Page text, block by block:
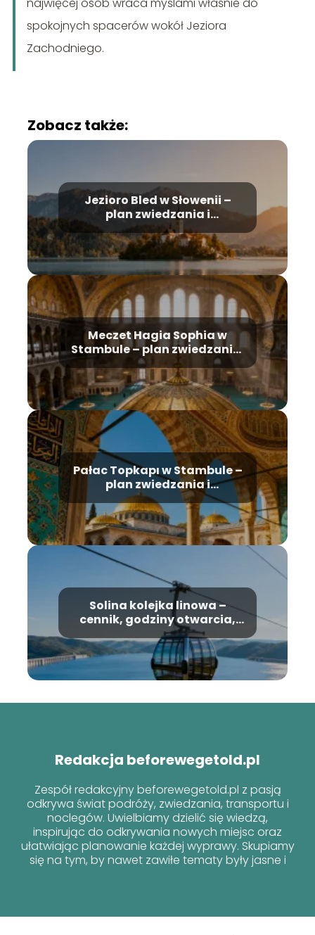
spokojnych spacerów wokół Jeziora
Zachodniego.
Zobacz także:
Jezioro Bled w Słowenii –
plan zwiedzania i
najważniejsze atrakcje
Meczet Hagia Sophia w
Stambule – plan zwiedzania,
historia, bilety
Pałac Topkapı w Stambule –
plan zwiedzania i
najważniejsze atrakcje
Solina kolejka linowa –
cennik, godziny otwarcia,
informacje
Redakcja beforewegetold.pl
Zespół redakcyjny beforewegetold.pl z pasją
odkrywa świat podróży, zwiedzania, transportu i
noclegów. Uwielbiamy dzielić się wiedzą,
inspirując do odkrywania nowych miejsc oraz
ułatwiając planowanie każdej wyprawy. Skupiamy
się na tym, by nawet zawiłe tematy były jasne i